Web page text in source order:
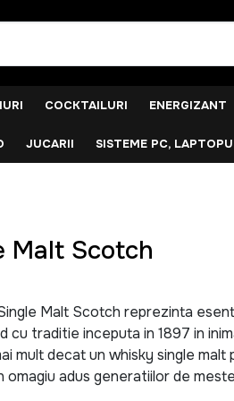
COCKTAILURI ENERGIZANT
JUCARII SISTEME PC,
Malt Scotch
Malt Scotch reprezinta
cu traditie inceputa in 1897 in
mult decat un whisky single malt
omagiu adus generatiilor de